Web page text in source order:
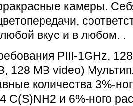
камеры.
вкус и в любом. .
PIII-1GHz,
128 MB video)
количества 3%-
C(S)NH2 и 6%-ного